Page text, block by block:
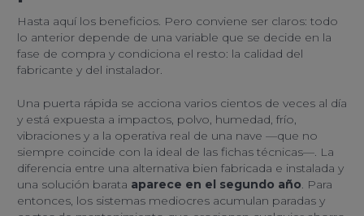
Hasta aquí los beneficios. Pero conviene ser claros: todo
lo anterior depende de una variable que se decide en la
fase de compra y condiciona el resto: la calidad del
fabricante y del instalador.
Una puerta rápida se acciona varios cientos de veces al día
y está expuesta a impactos, polvo, humedad, frío,
vibraciones y a la operativa real de una nave —que no
siempre coincide con la ideal de las fichas técnicas—. La
diferencia entre una alternativa bien fabricada e instalada y
una solución barata aparece en el segundo año. Para
entonces, los sistemas mediocres acumulan paradas y